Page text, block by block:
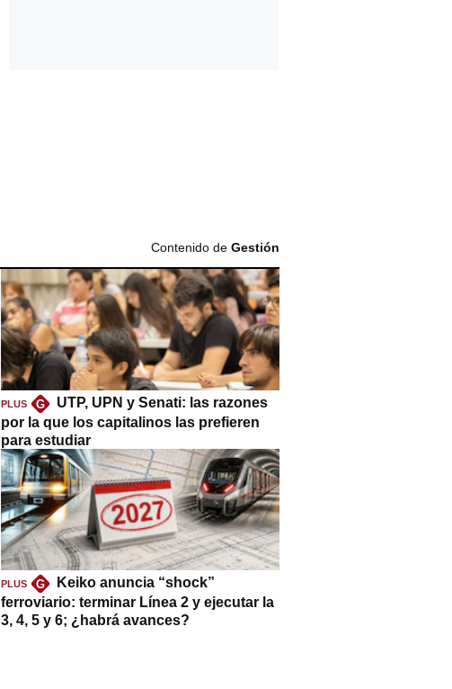
Contenido de Gestión
PLUS G
UTP, UPN y Senati: las razones
por la que los capitalinos las prefieren
para estudiar
PLUS G
Keiko anuncia “shock”
ferroviario: terminar Línea 2 y ejecutar la
3, 4, 5 y 6; ¿habrá avances?